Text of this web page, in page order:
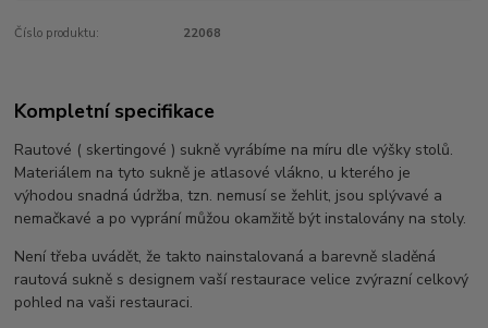
Číslo produktu: 22068
Kompletní specifikace
Rautové ( skertingové ) sukně vyrábíme na míru dle výšky stolů.
Materiálem na tyto sukně je atlasové vlákno, u kterého je
výhodou snadná údržba, tzn. nemusí se žehlit, jsou splývavé a
nemačkavé a po vyprání můžou okamžitě být instalovány na stoly.
Není třeba uvádět, že takto nainstalovaná a barevně sladěná
rautová sukně s designem vaší restaurace velice zvýrazní celkový
pohled na vaši restauraci.